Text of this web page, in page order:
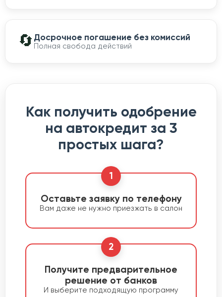
🔄 Досрочное погашение без комиссий
Полная свобода действий
Как получить одобрение
на автокредит за 3
простых шага?
1
Оставьте заявку по телефону
Вам даже не нужно приезжать в салон
2
Получите предварительное
решение от банков
И выберите подходящую программу